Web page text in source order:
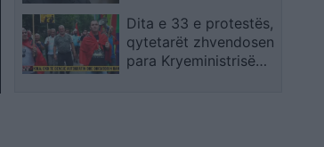
vendimin e japin
zgjedhjet
Dita e 33 e protestës,
qytetarët zhvendosen
para Kryeministrisë